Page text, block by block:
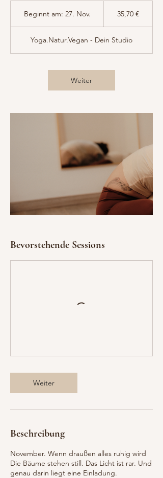
Beginnt am: 27. Nov.
i
n
t
a
m
2
N
o
v
.
35,70 €
Yoga.Natur.Vegan - Dein Studio
Weiter
Bevorstehende Sessions
Weiter
Beschreibung
November. Wenn draußen alles ruhig wird
Die Bäume stehen still. Das Licht ist rar. Und
genau darin liegt eine Einladung.